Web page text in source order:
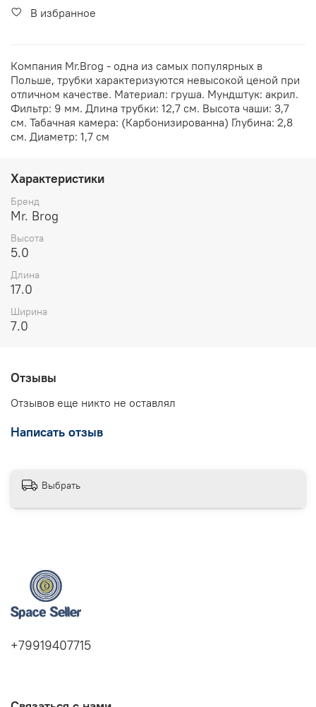
В избранное
Компания Mr.Brog - одна из самых популярных в
Польше, трубки характеризуются невысокой ценой при
отличном качестве. Материал: груша. Мундштук: акрил.
Фильтр: 9 мм. Длина трубки: 12,7 см. Высота чаши: 3,7
см. Табачная камера: (Карбонизированна) Глубина: 2,8
см. Диаметр: 1,7 см
Характеристики
Бренд
Mr. Brog
Высота
5.0
Длина
17.0
Ширина
7.0
Отзывы
Отзывов еще никто не оставлял
Написать отзыв
Выбрать
+79919407715